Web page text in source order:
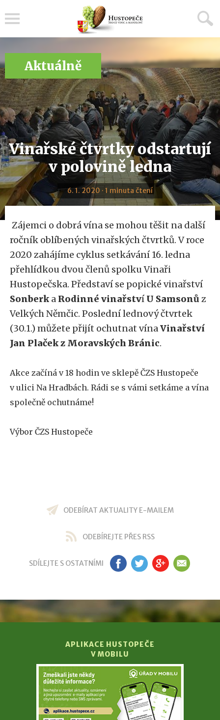
Aktuálně
Vinařské čtvrtky odstartují
v polovině ledna
6. 1. 2020 · 1 minuta čtení
Zájemci o dobrá vína se mohou těšit na další
ročník oblíbených vinařských čtvrtků. V roce
2020 zahájíme cyklus setkávání 16. ledna
přehlídkou dvou členů spolku Vinaři
Hustopečska. Představí se popické vinařství
Sonberk a Rodinné vinařství U Samsonůz
Velkých Němčic. Poslední lednový čtvrtek
(30.1.) můžete přijít ochutnat vínaVinařství
Jan Plaček z Moravských Bránic.
Akce začíná v 18 hodin ve sklepě ČZS Hustopeče
v ulici Na Hradbách. Rádi se s vámi setkáme a vína
společně ochutnáme!
Výbor ČZS Hustopeče
ODEBÍRAT AKTUALITY E-MAILEM
ODEBÍREJTE PŘES RSS
SDÍLEJTE S OSTATNÍMI FB TW GP EM
APLIKACE HUSTOPEČE
V MOBILU